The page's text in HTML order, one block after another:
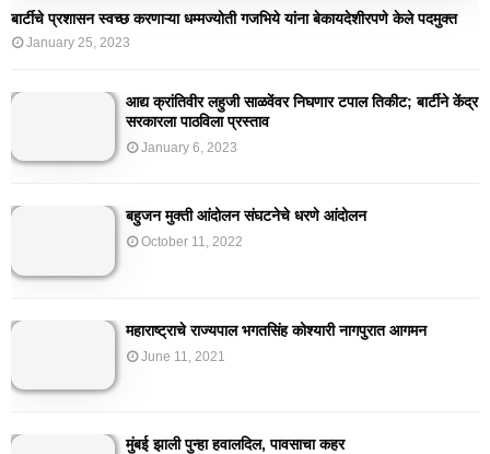
बार्टीचे प्रशासन स्वच्छ करणाऱ्या धम्मज्योती गजभिये यांना बेकायदेशीरपणे केले पदमुक्त
January 25, 2023
आद्य क्रांतिवीर लहुजी साळवेंवर निघणार टपाल तिकीट; बार्टीने केंद्र
सरकारला पाठविला प्रस्ताव
January 6, 2023
बहुजन मुक्ती आंदोलन संघटनेचे धरणे आंदोलन
October 11, 2022
महाराष्ट्राचे राज्यपाल भगतसिंह कोश्यारी नागपुरात आगमन
June 11, 2021
मुंबई झाली पुन्हा हवालदिल, पावसाचा कहर